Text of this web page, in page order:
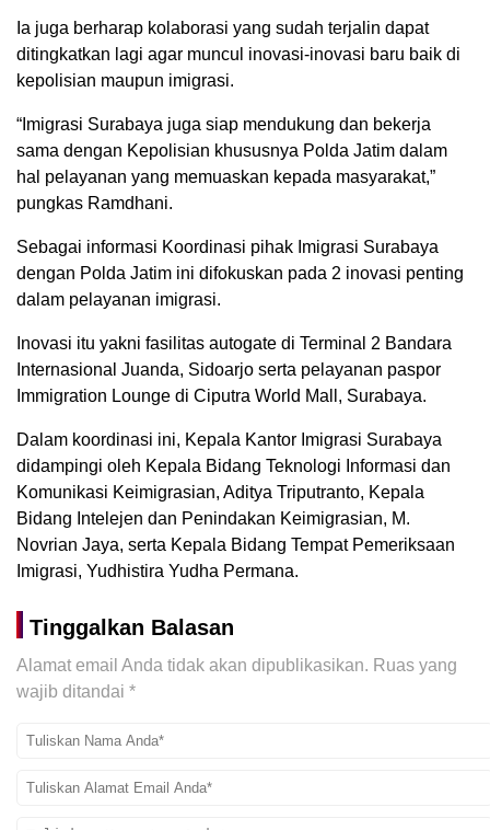
Ia juga berharap kolaborasi yang sudah terjalin dapat
ditingkatkan lagi agar muncul inovasi-inovasi baru baik di
kepolisian maupun imigrasi.
“Imigrasi Surabaya juga siap mendukung dan bekerja
sama dengan Kepolisian khususnya Polda Jatim dalam
hal pelayanan yang memuaskan kepada masyarakat,”
pungkas Ramdhani.
Sebagai informasi Koordinasi pihak Imigrasi Surabaya
dengan Polda Jatim ini difokuskan pada 2 inovasi penting
dalam pelayanan imigrasi.
Inovasi itu yakni fasilitas autogate di Terminal 2 Bandara
Internasional Juanda, Sidoarjo serta pelayanan paspor
Immigration Lounge di Ciputra World Mall, Surabaya.
Dalam koordinasi ini, Kepala Kantor Imigrasi Surabaya
didampingi oleh Kepala Bidang Teknologi Informasi dan
Komunikasi Keimigrasian, Aditya Triputranto, Kepala
Bidang Intelejen dan Penindakan Keimigrasian, M.
Novrian Jaya, serta Kepala Bidang Tempat Pemeriksaan
Imigrasi, Yudhistira Yudha Permana.
Tinggalkan Balasan
Alamat email Anda tidak akan dipublikasikan. Ruas yang
wajib ditandai *